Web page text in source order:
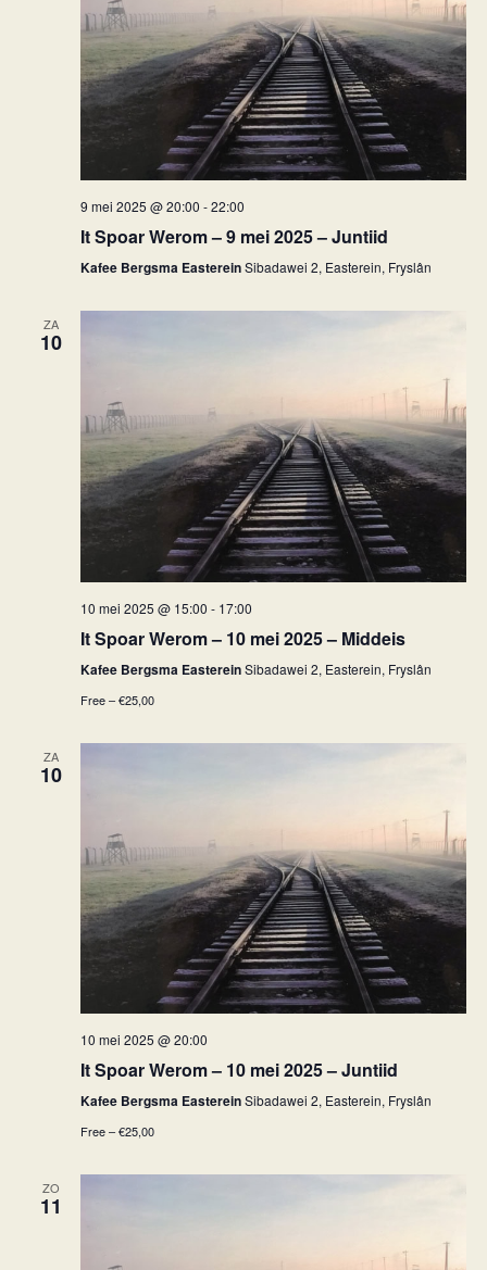
9 mei 2025 @ 20:00 -22:00
It Spoar Werom – 9 mei 2025 – Juntiid
Kafee Bergsma EastereinSibadawei 2, Easterein, Fryslân
ZA
10
10 mei 2025 @ 15:00 - 17:00
It Spoar Werom – 10 mei 2025 – Middeis
Kafee Bergsma EastereinSibadawei 2, Easterein, Fryslân
Free – €25,00
ZA
10
10 mei 2025 @ 20:00
It Spoar Werom – 10 mei 2025 – Juntiid
Kafee Bergsma EastereinSibadawei 2, Easterein, Fryslân
Free – €25,00
ZO
11